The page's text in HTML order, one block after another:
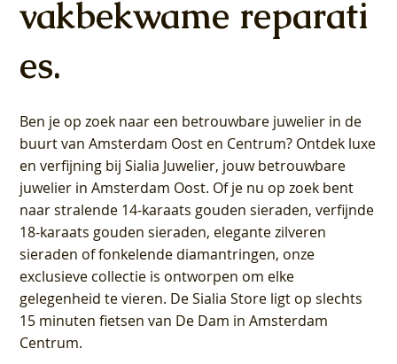
vakbekwame reparati
es.
Ben je op zoek naar een betrouwbare juwelier in de
buurt van Amsterdam Oost en Centrum? Ontdek luxe
en verfijning bij Sialia Juwelier, jouw betrouwbare
juwelier in Amsterdam Oost. Of je nu op zoek bent
naar stralende 14-karaats gouden sieraden, verfijnde
18-karaats gouden sieraden, elegante zilveren
sieraden of fonkelende diamantringen, onze
exclusieve collectie is ontworpen om elke
gelegenheid te vieren. De Sialia Store ligt op slechts
15 minuten fietsen van De Dam in Amsterdam
Centrum.